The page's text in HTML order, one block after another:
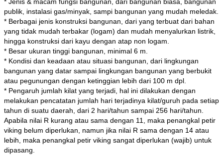
publik, instalasi gas/minyak, sampi bangunan yang mudah meledak.
* Berbagai jenis konstruksi bangunan, dari yang terbuat dari bahan
yang tidak mudah terbakar (logam) dan mudah menyalurkan listrik,
hingga konstruksi dari kayu dengan atap non logam.
* Besar ukuran tinggi bangunan, minimal 6 m.
* Kondisi dan keadaan atau situasi bangunan, dari lingkungan
bangunan yang datar sampai lingkungan bangunan yang berbukit
atau pegunungan dengan ketinggian lebih dari 100 m dpl.
* Pengaruh jumlah kilat yang terjadi, hal ini dilakukan dengan
melakukan pencatatan jumlah hari terjadinya kilat/guruh pada setiap
tahun di suatu daerah, dari 2 hari/tahun sampai 256 hari/tahun.
Apabila nilai R kurang atau sama dengan 11, maka penangkal petir
viking belum diperlukan, namun jika nilai R sama dengan 14 atau
lebih, maka penangkal petir viking sangat diperlukan (wajib) untuk
dipasang.